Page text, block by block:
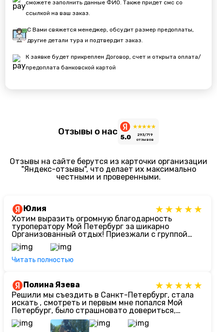
сможете заполнить данные ФИО. Также придет смс со
ссылкой на ваш заказ.
С Вами свяжется менеджер, обсудит размер предоплаты,
другие детали тура и подтвердит заказ.
К заявке будет прикреплен Договор, счет и открыта оплата/
предоплата банковской картой
Отзывы о нас
5.0
293/719
отзывов
Отзывы на сайте берутся из карточки организации
"Яндекс-отзывы", что делает их максимально
честными и проверенными.
Юлия
Хотим выразить огромную благодарность
туроператору Мой Петербург за шикарно
Организованный отдых! Приезжали с группой
девятиклассников. Ребят сейчас сложно чем-то
заинтересовать, но нам подобрали
бомбическую программу в сопровождении с
гидом (Юлия). Встреча, размещение,
всего! Отдельная благодарность нашему
менеджеру Анне, очень профессиональный и
внимательный подход к клиентам
Читать полностью
Полина Язева
Решили мы съездить в Санкт-Петербург, стала
искать , смотреть и первым мне попался Мой
Петербург, было страшновато довериться,
рассматривала несколько турогенств, но
решилась довериться им! И мы смужем ни